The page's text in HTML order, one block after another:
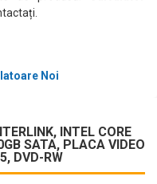
Noi
INTEL CORE
SATA, PLACA VIDEO
DVD-RW